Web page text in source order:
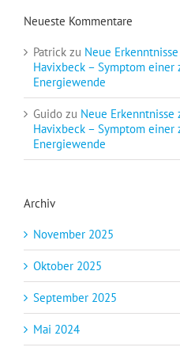
Neueste Kommentare
Patrick zu Neue
Havixbeck – Symptom einer
Energiewende
Guido zu Neue
Havixbeck – Symptom einer
Energiewende
Archiv
November 2025
Oktober 2025
September 2025
Mai 2024